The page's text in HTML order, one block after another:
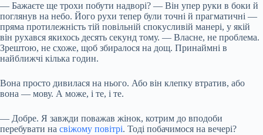
— Бажаєте ще трохи побути надворі? — Він упер руки в боки й
поглянув на небо. Його рухи тепер були точні й прагматичні —
пряма протилежність тій повільній спокусливій манері, у якій
він рухався якихось десять секунд тому. — Власне, не проблема.
Зрештою, не схоже, щоб збиралося на дощ. Принаймні в
найближчі кілька годин.
Вона просто дивилася на нього. Або він клепку втратив, або
вона — мову. А може, і те, і те.
— Добре. Я завжди поважав жінок, котрим до вподоби
перебувати на свіжому повітрі. Тоді побачимося на вечері?